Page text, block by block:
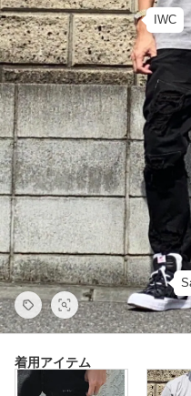
IWC
着用アイテム